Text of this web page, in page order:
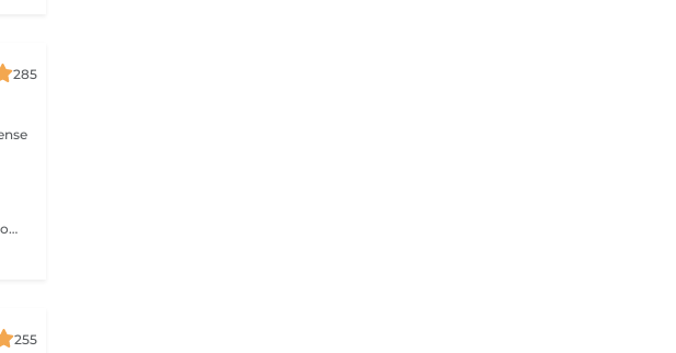
285
Notre massage récupération sportive est spécialement conçu pour vous aider à détendre efficacement vos muscles après un effort physique intense. Il favorise l'élimination rapide des toxines tout en améliorant l'oxygénation des tissus musculaires. Ce massage contribue également à prévenir l'accumulation des déchets métaboliques, à réduire la sensation de fatigue, les spasmes musculaires, et à minimiser les risques de courbatures. Laissez-vous dorloter par ce soin expert qui a été méticuleusement élaboré pour que vous puissiez savourer un véritable moment de détente et d'évasion. Idéal également comme idée cadeau originale, pour surprendre et faire plaisir. Pour en savoir plus et découvrir l'ensemble de nos prestations, cliquez ici : https://www.oxyzen.lu Veuillez noter que ce massage est déconseillé aux femmes enceintes. Avertissement : Nos soins sont dédiés au bien-être et à la relaxation. Ils ne remplacent pas un suivi médical et ne relèvent pas de la kinésithérapie.
255